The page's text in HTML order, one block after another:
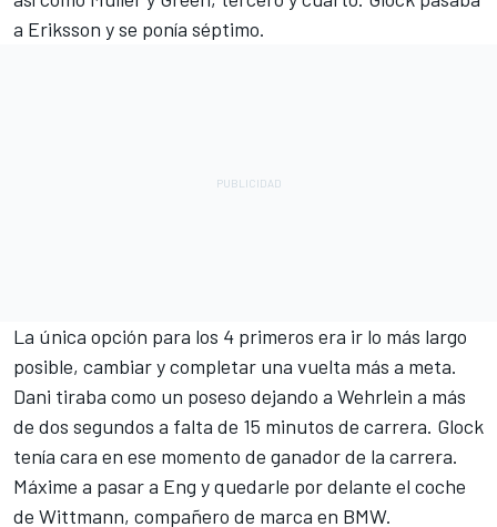
a Eriksson y se ponía séptimo.
La única opción para los 4 primeros era ir lo más largo
posible, cambiar y completar una vuelta más a meta.
Dani tiraba como un poseso dejando a Wehrlein a más
de dos segundos a falta de 15 minutos de carrera. Glock
tenía cara en ese momento de ganador de la carrera.
Máxime a pasar a Eng y quedarle por delante el coche
de Wittmann, compañero de marca en BMW.